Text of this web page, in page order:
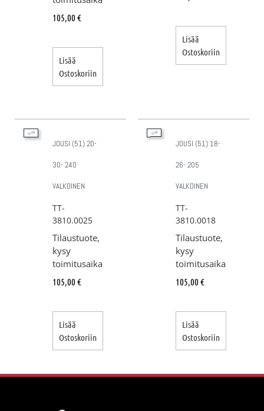
105,00 €
Lisää
Ostoskoriin
Lisää
Ostoskoriin
JOUSI (51) 20-
30- 240
VALKOINEN
TT-
3810.0025
Tilaustuote,
kysy
toimitusaika
105,00 €
Lisää
Ostoskoriin
JOUSI (51) 18-
26- 205
VALKOINEN
TT-
3810.0018
Tilaustuote,
kysy
toimitusaika
105,00 €
Lisää
Ostoskoriin